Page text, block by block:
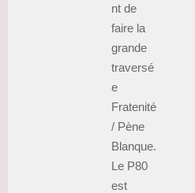
nt de
faire la
grande
traversé
e
Fratenité
/ Pène
Blanque.
Le P80
est